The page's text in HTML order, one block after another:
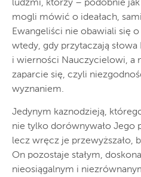
ludźmi, którzy – podobnie
mogli mówić o ideałach,
Ewangeliści nie obawiali się o
wtedy, gdy przytaczają
i wierności Nauczycielowi, a
zaparcie się, czyli
wyznaniem.
Jedynym kaznodzieją,
nie tylko dorównywało Jego
lecz wręcz je przewyższało,
On pozostaje stałym,
nieosiągalnym i